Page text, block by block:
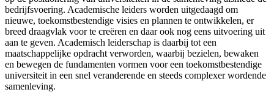
bedrijfsvoering. Academische leiders worden uitgedaagd om
nieuwe, toekomstbestendige visies en plannen te ontwikkelen, er
breed draagvlak voor te creëren en daar ook nog eens uitvoering uit
aan te geven. Academisch leiderschap is daarbij tot een
maatschappelijke opdracht verworden, waarbij bezielen, bewaken
en bewegen de fundamenten vormen voor een toekomstbestendige
universiteit in een snel veranderende en steeds complexer wordende
samenleving.